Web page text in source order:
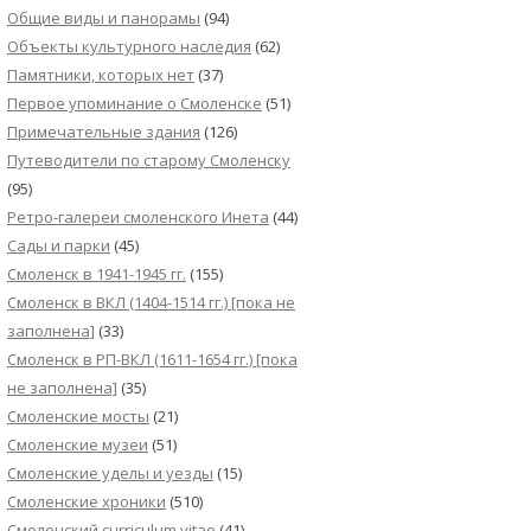
Общие виды и панорамы (94)
Объекты культурного наследия (62)
Памятники, которых нет (37)
Первое упоминание о Смоленске (51)
Примечательные здания (126)
Путеводители по старому Смоленску
(95)
Ретро-галереи смоленского Инета (44)
Сады и парки (45)
Смоленск в 1941-1945 гг. (155)
Смоленск в ВКЛ (1404-1514 гг.) [пока не
заполнена] (33)
Смоленск в РП-ВКЛ (1611-1654 гг.) [пока
не заполнена] (35)
Смоленские мосты (21)
Смоленские музеи (51)
Смоленские уделы и уезды (15)
Смоленские хроники (510)